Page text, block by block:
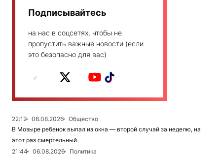
Подписывайтесь
на нас в соцсетях, чтобы не
пропустить важные новости (если
это безопасно для вас)
22:12 06.08.2026
Общество
В Мозыре ребенок выпал из окна — второй случай за неделю, на
этот раз смертельный
21:44
06.08.2026
Политика